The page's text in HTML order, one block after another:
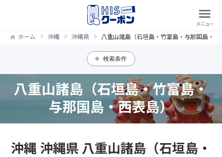
ホーム 沖縄 沖縄県 八重山諸島（石垣島・竹富島・与那国島・
検索条件
八重山諸島（石垣島・竹富島・
与那国島・西表島）
沖縄 沖縄県 八重山諸島（石垣島・